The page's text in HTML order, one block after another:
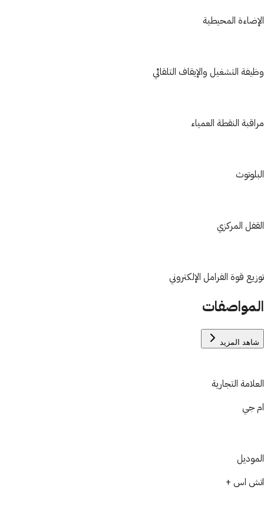
الإضاءة المحيطية
وظيفة التشغيل والإيقاف التلقائي
مراقبة النقطة العمياء
البلوتوث
القفل المركزي
توزيع قوة الفرامل الإلكتروني
المواصفات
شاهد المزيد
العلامة التجارية
ام جي
الموديل
اتش اس +